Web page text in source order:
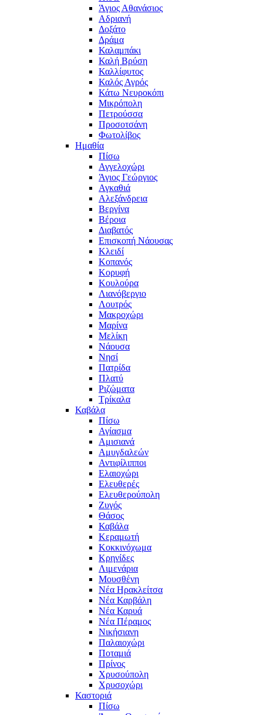
Άγιος Αθανάσιος
Αδριανή
Δοξάτο
Δράμα
Καλαμπάκι
Καλή Βρύση
Καλλίφυτος
Καλός Αγρός
Κάτω Νευροκόπι
Μικρόπολη
Πετρούσσα
Προσοτσάνη
Φωτολίβος
Ημαθία
Πίσω
Αγγελοχώρι
Άγιος Γεώργιος
Αγκαθιά
Αλεξάνδρεια
Βεργίνα
Βέροια
Διαβατός
Επισκοπή Νάουσας
Κλειδί
Κοπανός
Κορυφή
Κουλούρα
Λιανόβεργιο
Λουτρός
Μακροχώρι
Μαρίνα
Μελίκη
Νάουσα
Νησί
Πατρίδα
Πλατύ
Ριζώματα
Τρίκαλα
Καβάλα
Πίσω
Αγίασμα
Αμισιανά
Αμυγδαλεών
Αντιφίλιπποι
Ελαιοχώρι
Ελευθερές
Ελευθερούπολη
Ζυγός
Θάσος
Καβάλα
Κεραμωτή
Κοκκινόχωμα
Κρηνίδες
Λιμενάρια
Μουσθένη
Νέα Ηρακλείτσα
Νέα Καρβάλη
Νέα Καρυά
Νέα Πέραμος
Νικήσιανη
Παλαιοχώρι
Ποταμιά
Πρίνος
Χρυσούπολη
Χρυσοχώρι
Καστοριά
Πίσω